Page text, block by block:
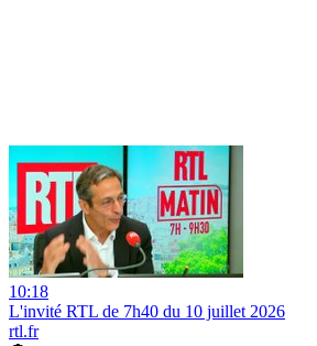
10:18
L'invité RTL de 7h40 du 10 juillet 2026
rtl.fr